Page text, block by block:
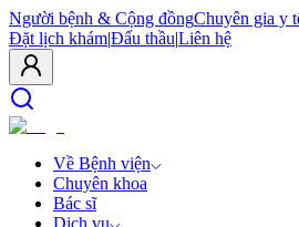
Người bệnh & Cộng đồngChuyên gia y
Đặt lịch khám|Đấu thầu|Liên hệ
Về Bệnh viện
Chuyên khoa
Bác sĩ
Dịch vụ